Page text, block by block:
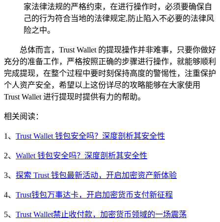
家法律法规的严格约束，在进行操作时，必须要确保自
己的行为符合当地的法律规定,防止陷入不必要的法律风
险之中。
总体而言，Trust Wallet 的提现操作并非难事，只要你做好
充分的准备工作，严格按照正确的步骤进行操作，就能够顺利
完成提现，在整个过程中要时刻保持高度的警惕性，注重保护
个人资产安全，希望以上这份详尽的攻略能够在大家使用
Trust Wallet 进行提现时提供有力的帮助。
相关阅读：
1、 Trust Wallet 钱包安全吗？深度剖析其安全性
2、 Wallet 钱包安全吗？深度剖析其安全性
3、 探索 Trust 钱包最新活动，开启加密资产新体验
4、 Trust钱包万事达卡，开启加密货币支付新征程
5、 Trust Wallet禁止收付款，加密货币领域的一场震荡